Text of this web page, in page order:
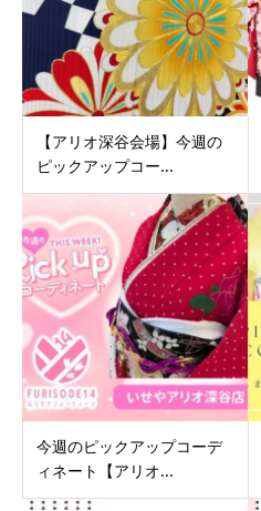
【アリオ深谷会場】今週の
ピックアップコー...
今週のピックアップコーデ
ィネート【アリオ...